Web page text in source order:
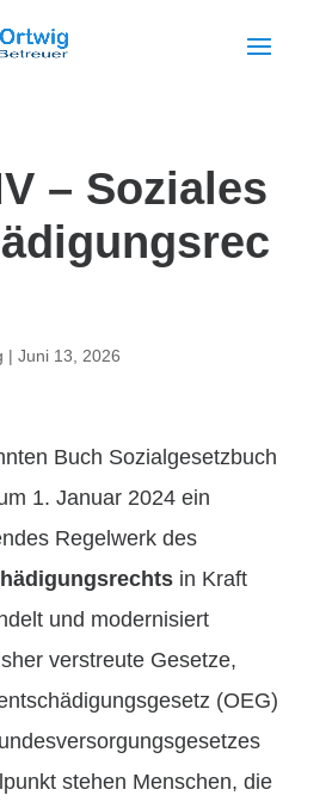
– Soziales
| Juni 13, 2026
Buch Sozialgesetzbuch
1. Januar 2024 ein
Regelwerk des
in Kraft
und modernisiert
verstreute Gesetze,
(OEG)
stehen Menschen, die